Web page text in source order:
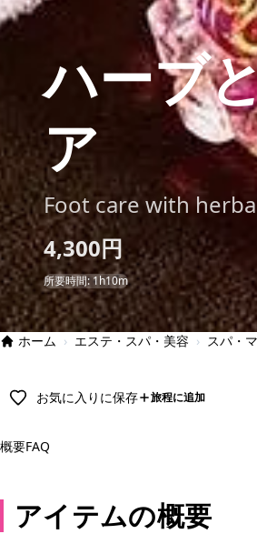
ハーブ
ア
Foot care with
4,300円
所要時間: 1h10m
ホーム › エステ・スパ・美容 › スパ・
お気に入りに保存 旅程に追加
概要FAQ
アイテムの概要